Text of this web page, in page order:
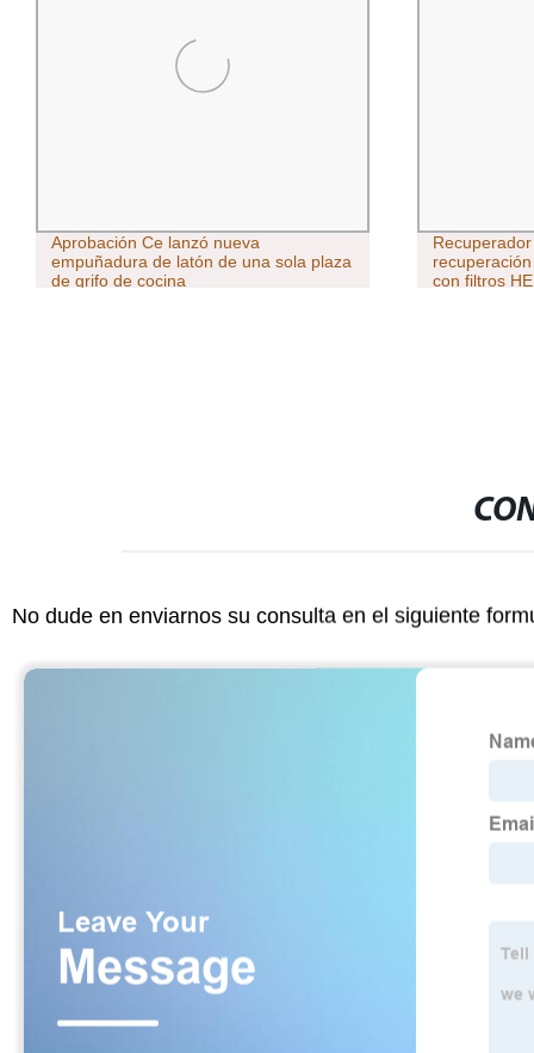
Aprobación Ce lanzó nueva
empuñadura de latón de una sola plaza
de grifo de cocina
con filtros
No dude en enviarnos su consulta en el siguiente